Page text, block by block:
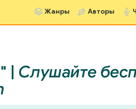
Жанры Авторы
| Слушайте